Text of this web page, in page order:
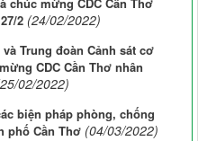
2 (24/02/2022)
Trung đoàn Cảnh sát cơ
CDC Cần Thơ nhân
02/2022)
biện pháp phòng, chống
phố Cần Thơ (04/03/2022)